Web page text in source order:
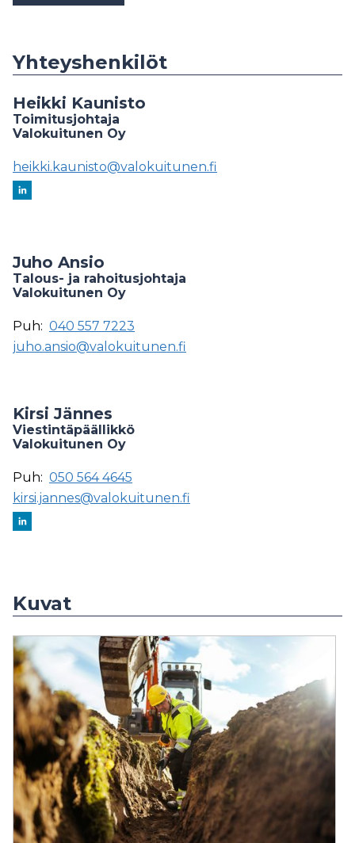
Yhteyshenkilöt
Heikki Kaunisto
Toimitusjohtaja
Valokuitunen Oy
heikki.kaunisto@valokuitunen.fi
Juho Ansio
Talous- ja rahoitusjohtaja
Valokuitunen Oy
Puh: 040 557 7223
juho.ansio@valokuitunen.fi
Kirsi Jännes
Viestintäpäällikkö
Valokuitunen Oy
Puh: 050 564 4645
kirsi.jannes@valokuitunen.fi
Kuvat